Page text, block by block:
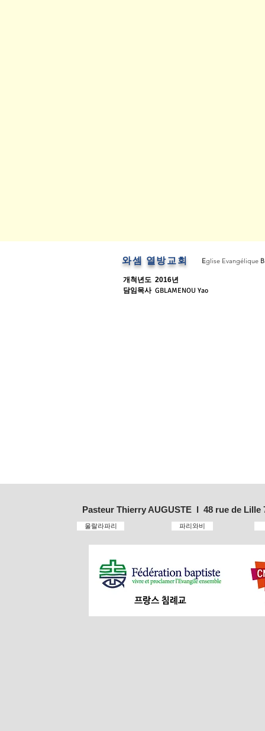
​와셈 열방교회 Eglise Evangélique B
개척년도 2016년
담임목사 GBLAMENOU Yao
Pasteur Thierry AUGUSTE l 48 rue de Lille
울랄라파리 파리와비